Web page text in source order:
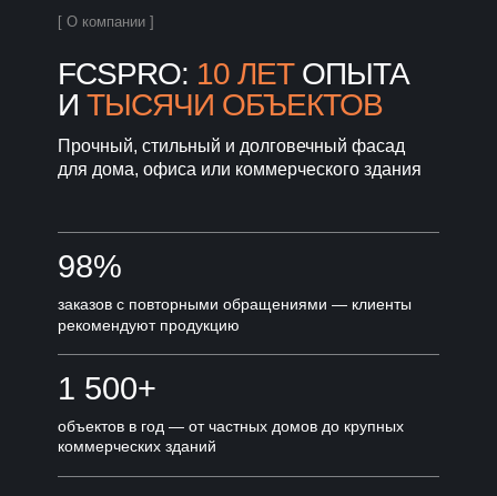
FCSPRO: 10 ЛЕТОПЫТА
И ТЫСЯЧИ ОБЪЕКТОВ
Прочный, стильный и долговечный фасад
для дома, офиса или коммерческого здания
98%
заказов с повторными обращениями — клиенты
рекомендуют продукцию
1 500+
объектов в год — от частных домов до крупных
коммерческих зданий
[ О компании ]